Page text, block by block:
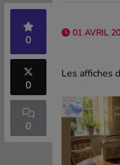
0
0
0
01 AVRIL
Les affiches